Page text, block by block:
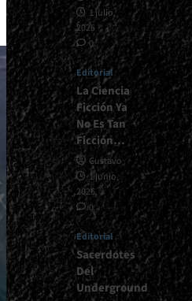
1 julio,
2026
0
Editorial
La Ciencia
Ficción Ya
No Es Tan
Ficción…
Gustavo
1 junio,
2026
0
Editorial
Sacerdotes
Del
Underground